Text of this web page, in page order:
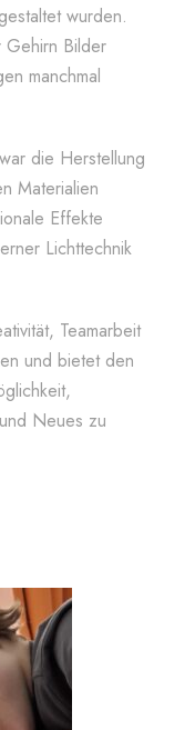
wurden.
Bilder
manchmal
die Herstellung
Materialien
Effekte
Lichttechnik
Teamarbeit
und bietet den
Neues zu